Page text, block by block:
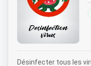
Désinfecter tous les